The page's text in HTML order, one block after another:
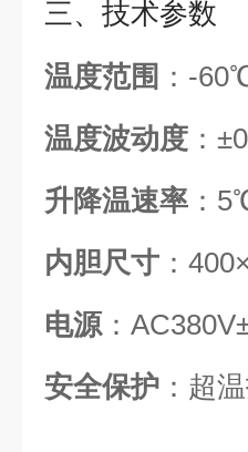
三、技术参数
温度范围 ：-
温度波动度 ：
升降温速率 ：
内胆尺寸 ：
电源：
安全保护 ：超